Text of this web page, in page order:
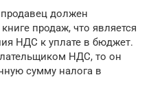
должен
продаж, что является
НДС к уплате в бюджет.
НДС, то он
сумму налога в